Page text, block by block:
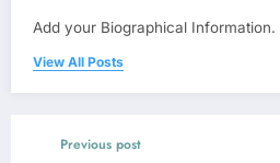
Add your Biographical Information.
View All Posts
Previous post